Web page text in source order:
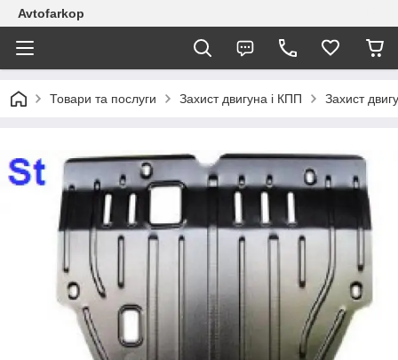
Avtofarkop
Товари та послуги Захист двигуна і КПП Захист